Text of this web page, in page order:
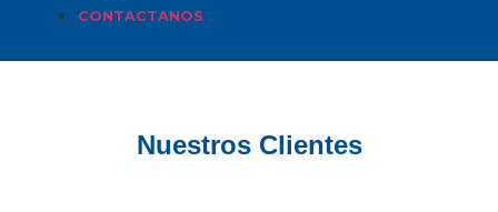
CONTACTANOS
Nuestros Clientes